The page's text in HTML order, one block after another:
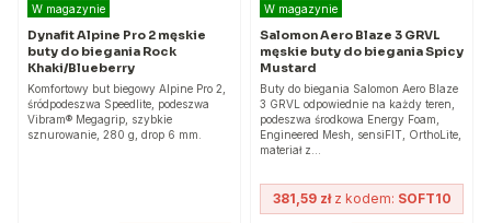
W magazynie
Dynafit Alpine Pro 2 męskie
buty do biegania Rock
Khaki/Blueberry
Komfortowy but biegowy Alpine Pro 2,
śródpodeszwa Speedlite, podeszwa
Vibram® Megagrip, szybkie
sznurowanie, 280 g, drop 6 mm.
W magazynie
Salomon Aero Blaze 3 GRVL
męskie buty do biegania Spicy
Mustard
Buty do biegania Salomon Aero Blaze
3 GRVL odpowiednie na każdy teren,
podeszwa środkowa Energy Foam,
Engineered Mesh, sensiFIT, OrthoLite,
materiał z…
381,59 złz kodem: SOFT10